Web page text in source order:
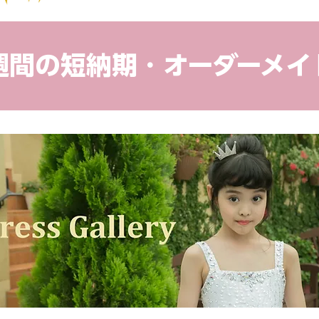
間の短納期・オーダーメイ